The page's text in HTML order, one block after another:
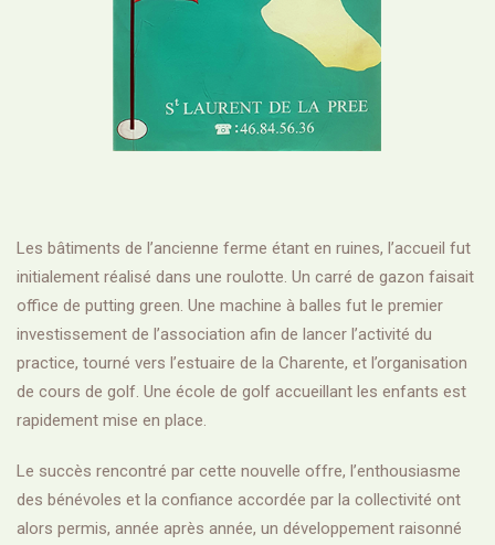
Les bâtiments de l’ancienne ferme étant en ruines, l’accueil fut
initialement réalisé dans une roulotte. Un carré de gazon faisait
office de putting green. Une machine à balles fut le premier
investissement de l’association afin de lancer l’activité du
practice, tourné vers l’estuaire de la Charente, et l’organisation
de cours de golf. Une école de golf accueillant les enfants est
rapidement mise en place.
Le succès rencontré par cette nouvelle offre, l’enthousiasme
des bénévoles et la confiance accordée par la collectivité ont
alors permis, année après année, un développement raisonné